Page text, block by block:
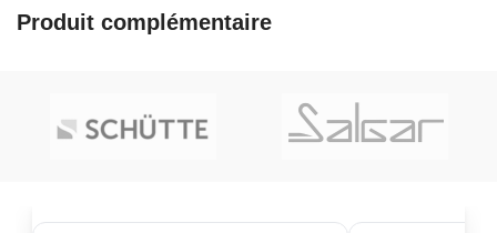
Produit complémentaire